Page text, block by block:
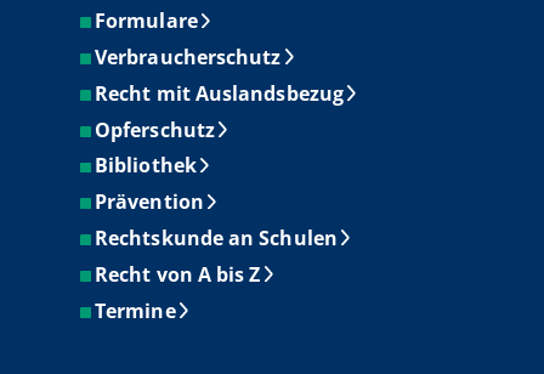
Formulare
Verbraucherschutz
Recht mit Auslandsbezug
Opferschutz
Bibliothek
Prävention
Rechtskunde an Schulen
Recht von A bis Z
Termine